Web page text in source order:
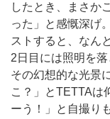
したとき、まさか
った」と感慨深げ
ストすると、なん
2日目には照明を
その幻想的な光景
こ？」とTETTAは
ーう！」と自撮り